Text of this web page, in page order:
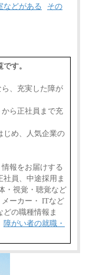
などがある
その
す。
、充実した障が
ら正社員まで充
じめ、人気企業の
報をお届けする
員、中途採用ま
・視覚・聴覚など
ーカー・ ITなど
の職種情報ま
障がい者の就職・